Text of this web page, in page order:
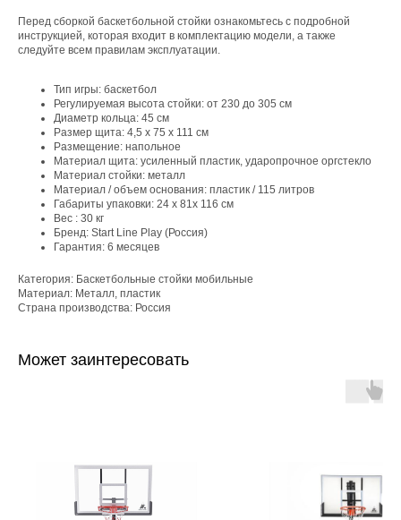
Перед сборкой баскетбольной стойки ознакомьтесь с подробной
инструкцией, которая входит в комплектацию модели, а также
следуйте всем правилам эксплуатации.
Тип игры: баскетбол
Регулируемая высота стойки: от 230 до 305 см
Диаметр кольца: 45 см
Размер щита: 4,5 х 75 х 111 см
Размещение: напольное
Материал щита: усиленный пластик, ударопрочное оргстекло
Материал стойки: металл
Материал / объем основания: пластик / 115 литров
Габариты упаковки: 24 x 81x 116 см
Вес : 30 кг
Бренд: Start Line Play (Россия)
Гарантия: 6 месяцев
Категория: Баскетбольные стойки мобильные
Материал: Металл, пластик
Страна производства: Россия
Может заинтересовать